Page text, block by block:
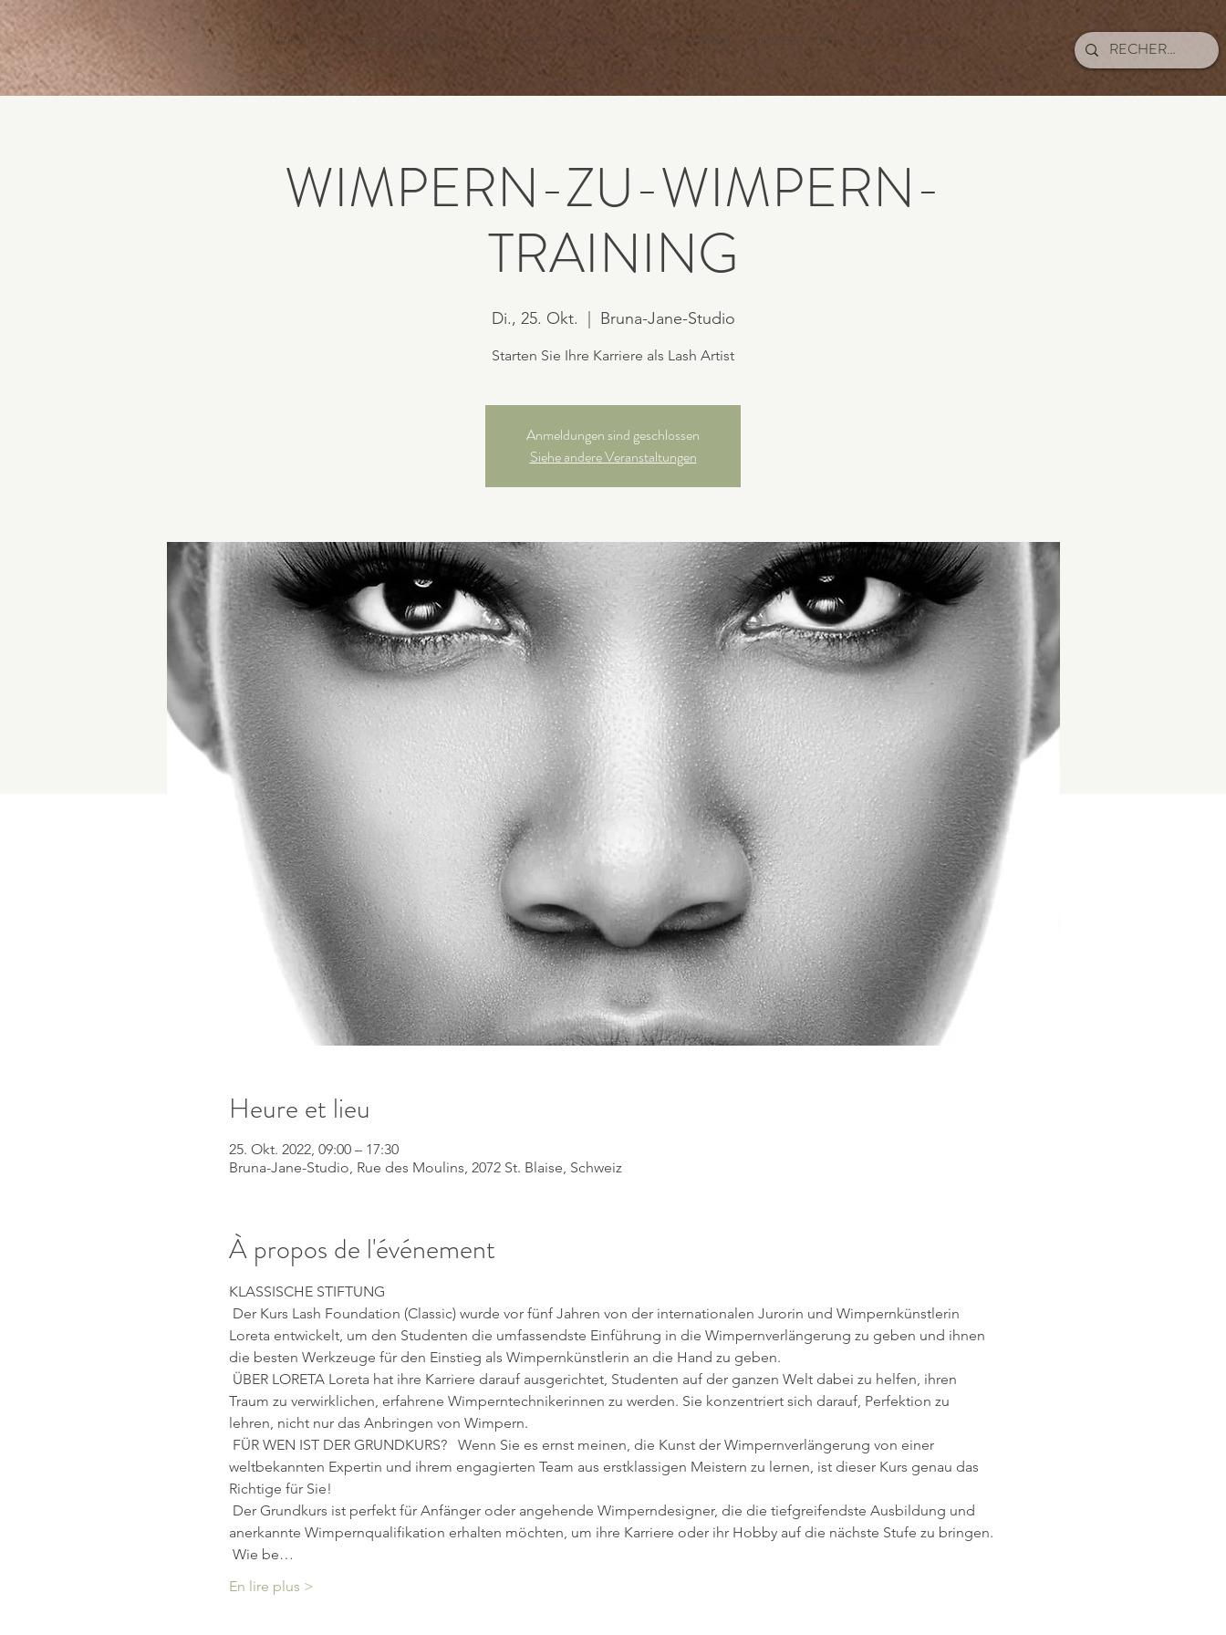
HEIMAT UNSERE GESCHICHTEN UNSERE LEISTUNGEN Online-Buchung UNSERE AUSBILDUNG KONTAKT
WIMPERN-ZU-WIMPERN-
TRAINING
Di., 25. Okt. Bruna-Jane-Studio
Starten Sie Ihre Karriere als Lash Artist
Anmeldungen sind geschlossen
Siehe andere Veranstaltungen
Heure et lieu
25. Okt. 2022, 09:00 – 17:30
Bruna-Jane-Studio, Rue des Moulins, 2072 St. Blaise, Schweiz
À propos de l'événement
KLASSISCHE STIFTUNG
Loreta entwickelt, um den Studenten die umfassendste Einführung in die Wimpernverlängerung zu geben und ihnen
die besten Werkzeuge für den Einstieg als Wimpernkünstlerin an die Hand zu geben.
Traum zu verwirklichen, erfahrene Wimperntechnikerinnen zu werden. Sie konzentriert sich darauf, Perfektion zu
lehren, nicht nur das Anbringen von Wimpern.
weltbekannten Expertin und ihrem engagierten Team aus erstklassigen Meistern zu lernen, ist dieser Kurs genau das
Richtige für Sie!
anerkannte Wimpernqualifikation erhalten möchten, um ihre Karriere oder ihr Hobby auf die nächste Stufe zu bringen.
Wie be…
En lire plus >